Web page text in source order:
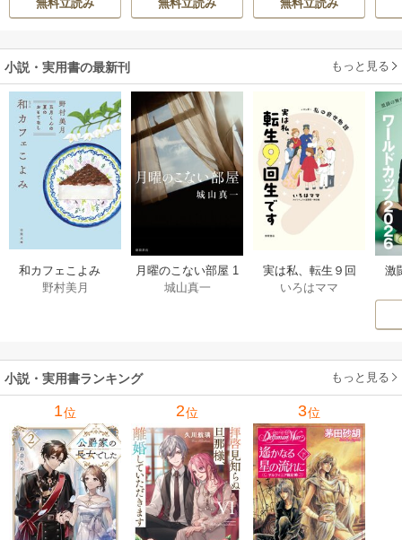
h-goon
無料立読み 無料立読み
伝～
無料立読み
二
小説・実用書の最新刊 もっと見る
和カフェこよみ
五月くんの夏のお
野村美月
月曜のこない部屋 1
巻
城山真一
実は私、転生９回
生です マンガ
いろはママ
激
小説・実用書ランキング もっと見る
1位 2位 3位